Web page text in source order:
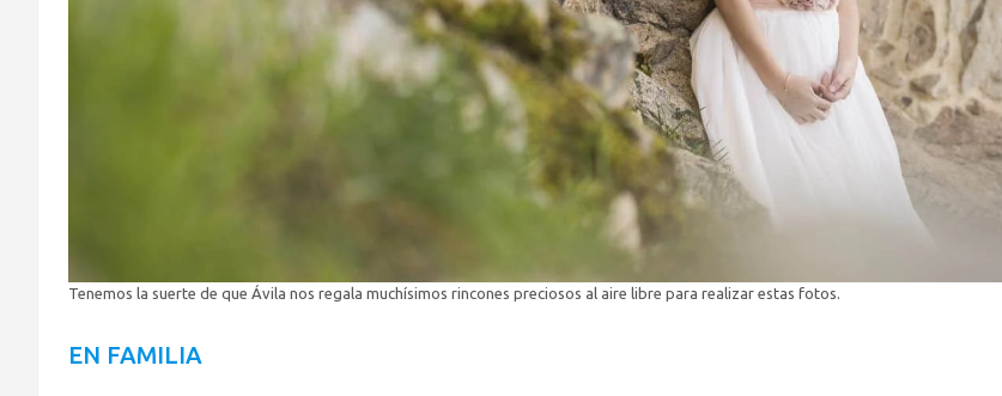
Tenemos la suerte de que Ávila nos regala muchísimos rincones preciosos al aire libre para realizar estas fotos.
EN FAMILIA